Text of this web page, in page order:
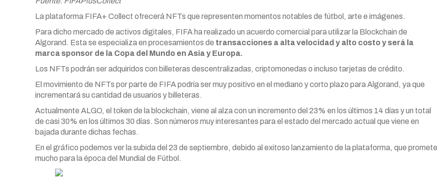
La plataforma FIFA+ Collect ofrecerá NFTs que representen momentos notables de fútbol, arte e imágenes.
Para dicho mercado de activos digitales, FIFA ha realizado un acuerdo comercial para utilizar la Blockchain de
Algorand. Esta se especializa en procesamientos de transacciones a alta velocidad y alto costoy será la
marca sponsor de la Copa del Mundo en Asia y Europa.
Los NFTs podrán ser adquiridos con billeteras descentralizadas, criptomonedas o incluso tarjetas de crédito.
El movimiento de NFTs por parte de FIFA podría ser muy positivo en el mediano y corto plazo para Algorand, ya que
incrementará su cantidad de usuarios y billeteras.
Actualmente ALGO, el token de la blockchain, viene al alza con un incremento del 23% en los últimos 14 días y un total
de casi 30% en los últimos 30 días. Son números muy interesantes para el estado del mercado actual que viene en
bajada durante dichas fechas.
En el gráfico podemos ver la subida del 23 de septiembre, debido al exitoso lanzamiento de la plataforma, que promete
mucho para la época del Mundial de Fútbol.